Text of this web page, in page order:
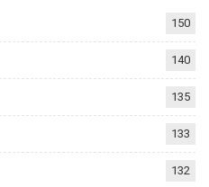
150
140
135
133
132